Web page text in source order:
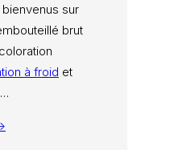
sur
brut
à froid et